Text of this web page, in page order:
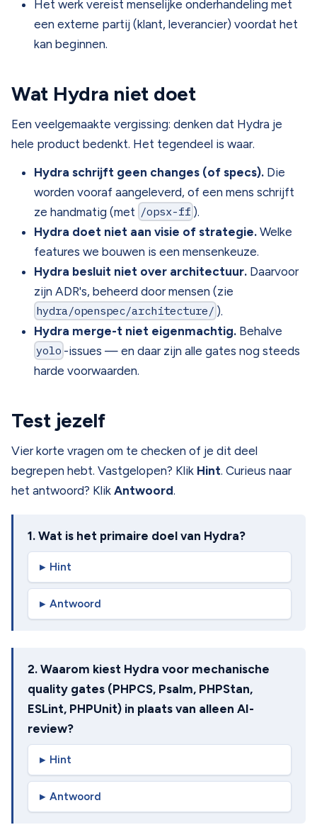
Het werk vereist menselijke onderhandeling met
een externe partij (klant, leverancier) voordat het
kan beginnen.
Wat Hydra niet doet
Een veelgemaakte vergissing: denken dat Hydra je
hele product bedenkt. Het tegendeel is waar.
Hydra schrijft geen changes (of specs). Die
worden vooraf aangeleverd, of een mens schrijft
ze handmatig (met /opsx-ff ).
Hydra doet niet aan visie of strategie. Welke
features we bouwen is een mensenkeuze.
Hydra besluit niet over architectuur. Daarvoor
zijn ADR's, beheerd door mensen (zie
hydra/openspec/architecture/ ).
Hydra merge-t niet eigenmachtig. Behalve
yolo -issues — en daar zijn alle gates nog steeds
harde voorwaarden.
Test jezelf
Vier korte vragen om te checken of je dit deel
begrepen hebt. Vastgelopen? Klik Hint. Curieus naar
het antwoord? Klik Antwoord.
1. Wat is het primaire doel van Hydra?
Hint
Antwoord
2. Waarom kiest Hydra voor mechanische
quality gates (PHPCS, Psalm, PHPStan,
ESLint, PHPUnit) in plaats van alleen AI-
review?
Hint
Antwoord